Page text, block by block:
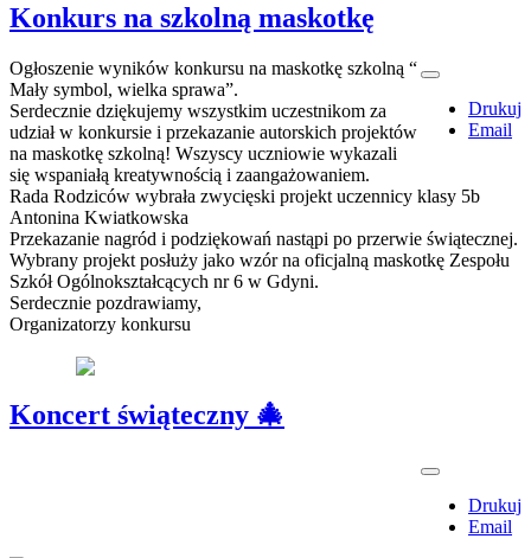
Konkurs na szkolną maskotkę
Drukuj
Email
Ogłoszenie wyników konkursu na maskotkę szkolną “
Mały symbol, wielka sprawa”.
Serdecznie dziękujemy wszystkim uczestnikom za
udział w konkursie i przekazanie autorskich projektów
na maskotkę szkolną! Wszyscy uczniowie wykazali
się wspaniałą kreatywnością i zaangażowaniem.
Rada Rodziców wybrała zwycięski projekt uczennicy klasy 5b
Antonina Kwiatkowska
Przekazanie nagród i podziękowań nastąpi po przerwie świątecznej.
Wybrany projekt posłuży jako wzór na oficjalną maskotkę Zespołu
Szkół Ogólnokształcących nr 6 w Gdyni.
Serdecznie pozdrawiamy,
Organizatorzy konkursu
Koncert świąteczny 🎄
Drukuj
Email